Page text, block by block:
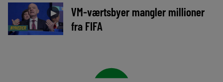
NYHEDER
►
VM-værtsbyer mangler millioner
fra FIFA